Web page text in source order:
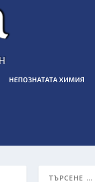
НЕПОЗНАТАТА ХИМИЯ